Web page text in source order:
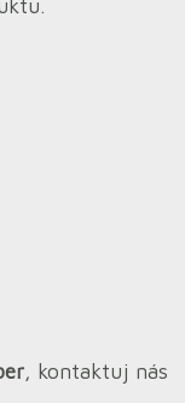
, kontaktuj nás